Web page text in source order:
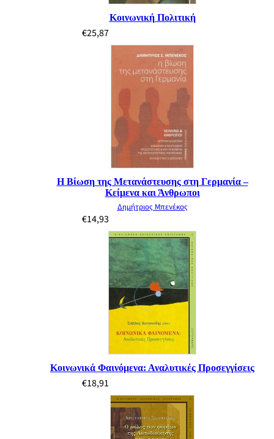
Κοινωνική Πολιτική
€25,87
Η Βίωση της Μετανάστευσης στη Γερμανία –
Κείμενα και Άνθρωποι
Δημήτριος Μπενέκος
€14,93
Κοινωνικά Φαινόμενα: Αναλυτικές Προσεγγίσεις
€18,91